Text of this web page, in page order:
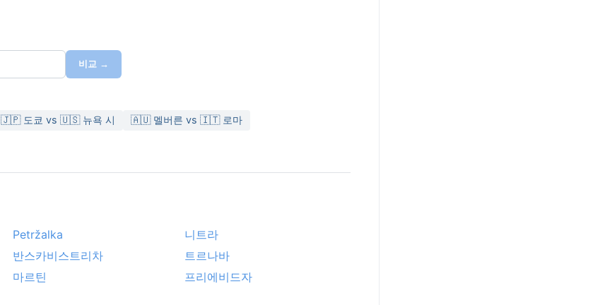
비교 →
🇯🇵 도쿄 vs 🇺🇸 뉴욕 시
🇦🇺 멜버른 vs 🇮🇹 로마
Petržalka
니트라
반스카비스트리차
트르나바
마르틴
프리에비드자